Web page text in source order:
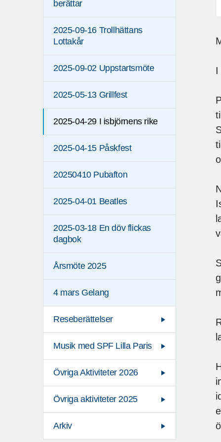
berättar
2025-09-16 Trollhättans
Lottakår
2025-09-02 Uppstartsmöte
2025-05-13 Grillfest
2025-04-29 I isbjörnens rike
2025-04-15 Påskfest
20250410 Pubafton
2025-04-01 Beatles
2025-03-18 En döv flickas
dagbok
Årsmöte 2025
4 mars Gelang
Reseberättelser
Musik med SPF Lilla Paris
Övriga Aktiviteter 2026
Övriga aktiviteter 2025
Arkiv
I